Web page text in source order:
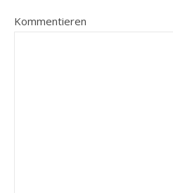
Kommentieren